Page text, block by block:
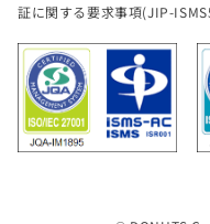
証に関する要求事項(JIP-